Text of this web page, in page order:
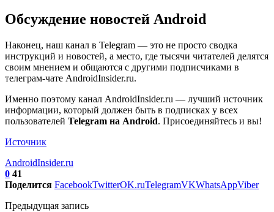
Обсуждение новостей Android
Наконец, наш канал в Telegram — это не просто сводка
инструкций и новостей, а место, где тысячи читателей делятся
своим мнением и общаются с другими подписчиками в
телеграм-чате AndroidInsider.ru.
Именно поэтому канал AndroidInsider.ru — лучший источник
информации, который должен быть в подписках у всех
пользователей Telegram на Android. Присоединяйтесь и вы!
Источник
AndroidInsider.ru
0 41
Поделится FacebookTwitterOK.ruTelegramVKWhatsAppViber
Предыдущая запись